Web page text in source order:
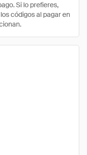
Si lo prefieres,
códigos al pagar en